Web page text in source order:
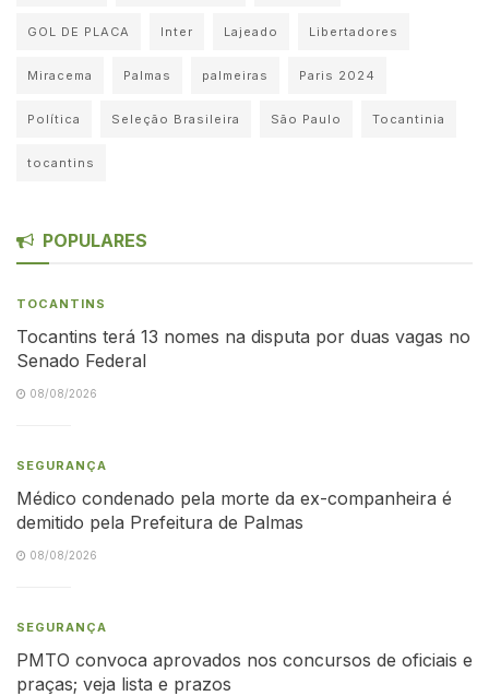
GOL DE PLACA Inter Lajeado Libertadores
Miracema Palmas palmeiras Paris 2024
Política Seleção Brasileira São Paulo Tocantinia
tocantins
POPULARES
TOCANTINS
Tocantins terá 13 nomes na disputa por duas vagas no
Senado Federal
08/08/2026
SEGURANÇA
Médico condenado pela morte da ex-companheira é
demitido pela Prefeitura de Palmas
08/08/2026
SEGURANÇA
PMTO convoca aprovados nos concursos de oficiais e
praças; veja lista e prazos